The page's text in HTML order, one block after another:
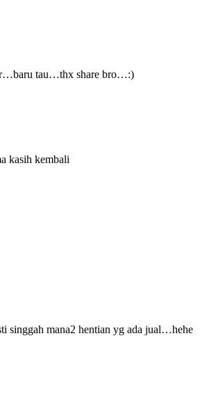
tau…thx share bro…:)
kasih kembali
singgah mana2 hentian yg ada jual…hehe